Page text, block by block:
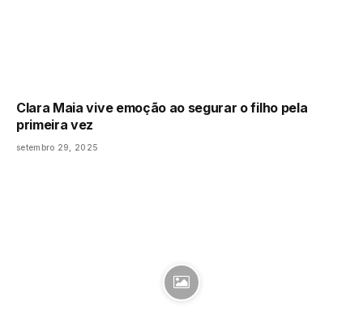
Clara Maia vive emoção ao segurar o filho pela
primeira vez
setembro 29, 2025